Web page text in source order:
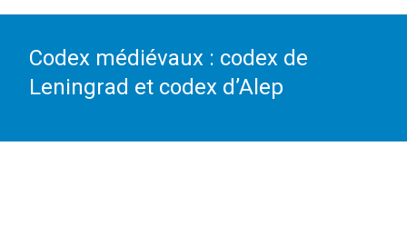
Codex médiévaux : codex de
Leningrad et codex d’Alep